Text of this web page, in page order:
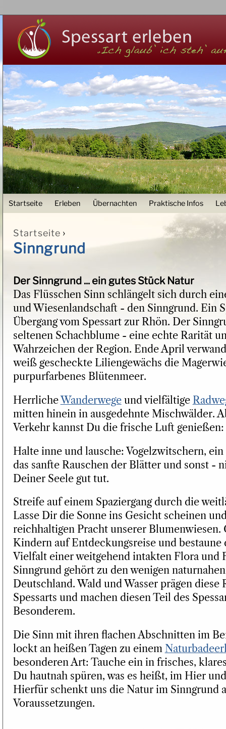
User menu
Startseite Erleben Übernachten Praktische Infos
Sie sind hier
Startseite ›
Sinngrund
Der Sinngrund ... ein gutes Stück Natur
Das Flüsschen Sinn schlängelt sich durch
und Wiesenlandschaft - den Sinngrund. Ein
Übergang vom Spessart zur Rhön. Der
seltenen Schachblume - eine echte Rarität
Wahrzeichen der Region. Ende April
weiß gescheckte Liliengewächs die
purpurfarbenes Blütenmeer.
HerrlicheWanderwegeund vielfältige
mitten hinein in ausgedehnte Mischwälder.
Verkehr kannst Du die frische Luft genießen:
Halte inne und lausche: Vogelzwitschern,
das sanfte Rauschen der Blätter und sonst -
Deiner Seele gut tut.
Streife auf einem Spaziergang durch die
Lasse Dir die Sonne ins Gesicht scheinen
reichhaltigen Pracht unserer Blumenwiesen.
Kindern auf Entdeckungsreise und bestaune
Vielfalt einer weitgehend intakten Flora und
Sinngrund gehört zu den wenigen
Deutschland. Wald und Wasser prägen diese
Spessarts und machen diesen Teil des
Besonderem.
Die Sinn mit ihren flachen Abschnitten im
lockt an heißen Tagen zu einem
besonderen Art: Tauche ein in frisches,
Du hautnah spüren, was es heißt, im Hier
Hierfür schenkt uns die Natur im Sinngrund
Voraussetzungen.